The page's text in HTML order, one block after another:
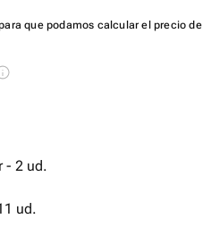
que podamos calcular el precio de
- 2 ud.
ud.